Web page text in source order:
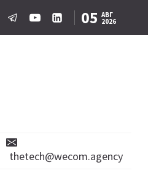
05 АВГ
2026
thetech@wecom.agency